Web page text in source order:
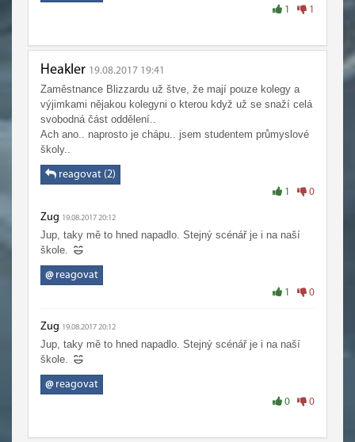
1 1
Heakler 19.08.2017 19:41
Zaměstnance Blizzardu už štve, že mají pouze kolegy a
výjimkami nějakou kolegyni o kterou když už se snaží celá
svobodná část oddělení..
Ach ano.. naprosto je chápu.. jsem studentem průmyslové
školy..
reagovat (2)
1 0
Zug 19.08.2017 20:12
Jup, taky mě to hned napadlo. Stejný scénář je i na naší
škole.
@reagovat
1 0
Zug 19.08.2017 20:12
Jup, taky mě to hned napadlo. Stejný scénář je i na naší
škole.
@reagovat
0 0